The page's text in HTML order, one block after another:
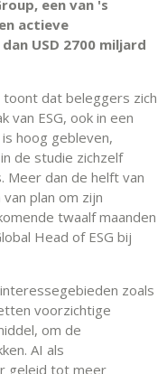
een van 's
actieve
USD 2700 miljard
toont dat beleggers zich
van ESG, ook in een
hoog gebleven,
de studie zichzelf
Meer dan de helft van
plan om zijn
twaalf maanden
Head of ESG bij
zoals
voorzichtige
om de
AI als
geleid tot meer